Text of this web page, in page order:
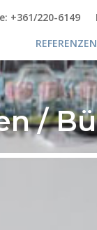
+361/220-6149
REFERENZEN
/